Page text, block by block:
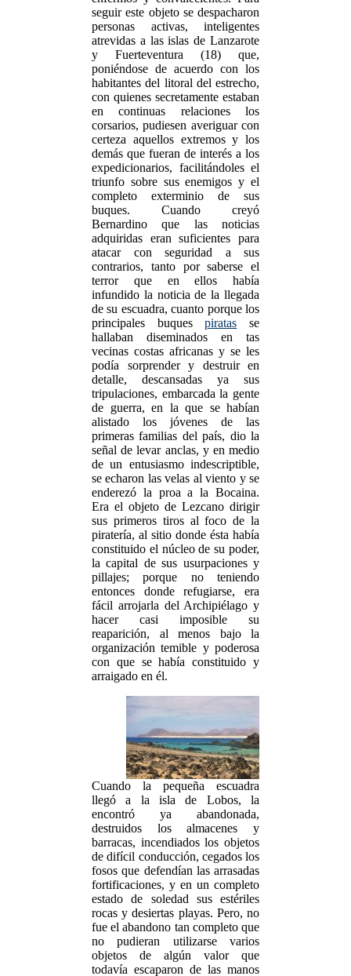
seguir este objeto se despacharon
personas activas, inteligentes
atrevidas a las islas de Lanzarote
y Fuerteventura (18) que,
poniéndose de acuerdo con los
habitantes del litoral del estrecho,
con quienes secretamente estaban
en continuas relaciones los
corsarios, pudiesen averiguar con
certeza aquellos extremos y los
demás que fueran de interés a los
expedicionarios, facilitándoles el
triunfo sobre sus enemigos y el
completo exterminio de sus
buques. Cuando creyó
Bernardino que las noticias
adquiridas eran suficientes para
atacar con seguridad a sus
contrarios, tanto por saberse el
terror que en ellos había
infundido la noticia de la llegada
de su escuadra, cuanto porque los
principales buquespiratas se
hallaban diseminados en tas
vecinas costas africanas y se les
podía sorprender y destruir en
detalle, descansadas ya sus
tripulaciones, embarcada la gente
de guerra, en la que se habían
alistado los jóvenes de las
primeras familias del país, dio la
señal de levar anclas, y en medio
de un entusiasmo indescriptible,
se echaron las velas al viento y se
enderezó la proa a la Bocaina.
Era el objeto de Lezcano dirigir
sus primeros tiros al foco de la
piratería, al sitio donde ésta había
constituido el núcleo de su poder,
la capital de sus usurpaciones y
pillajes; porque no teniendo
entonces donde refugiarse, era
fácil arrojarla del Archipiélago y
hacer casi imposible su
reaparición, al menos bajo la
organización temible y poderosa
con que se había constituido y
arraigado en él.
Cuando la pequeña escuadra
llegó a la isla de Lobos, la
encontró ya abandonada,
destruidos los almacenes y
barracas, incendiados los objetos
de difícil conducción, cegados los
fosos que defendían las arrasadas
fortificaciones, y en un completo
estado de soledad sus estériles
rocas y desiertas playas. Pero, no
fue el abandono tan completo que
no pudieran utilizarse varios
objetos de algún valor que
todavía escaparon de las manos